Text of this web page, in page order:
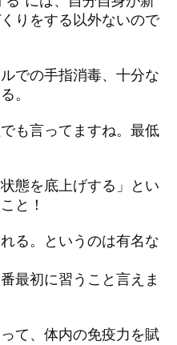
りをする以外ないので
での手指消毒、十分な
。
も言ってますね。最低
態を底上げする」とい
と！
る。というのは有名な
最初に習うこと言えま
て、体内の免疫力を賦